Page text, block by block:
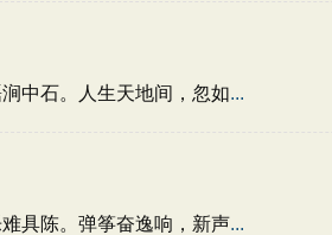
中石。人生天地间，忽如...
具陈。弹筝奋逸响，新声...